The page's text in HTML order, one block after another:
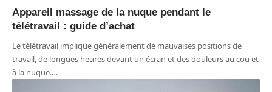
Appareil massage de la nuque pendant le
télétravail : guide d’achat
Le télétravail implique généralement de mauvaises positions de
travail, de longues heures devant un écran et des douleurs au cou et
à la nuque.…